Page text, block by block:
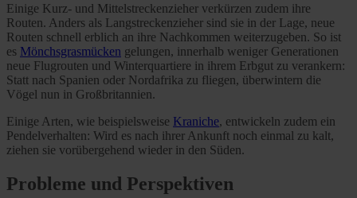
Einige Kurz- und Mittelstreckenzieher verkürzen zudem ihre
Routen. Anders als Langstreckenzieher sind sie in der Lage, neue
Routen schnell erblich an ihre Nachkommen weiterzugeben. So ist
es Mönchsgrasmücken gelungen, innerhalb weniger Generationen
neue Flugrouten und Winterquartiere in ihrem Erbgut zu verankern:
Statt nach Spanien oder Nordafrika zu fliegen, überwintern die
Vögel nun in Großbritannien.
Einige Arten, wie beispielsweise Kraniche, entwickeln zudem ein
Pendelverhalten: Wird es nach ihrer Ankunft noch einmal zu kalt,
ziehen sie vorübergehend wieder in den Süden.
Probleme und Perspektiven